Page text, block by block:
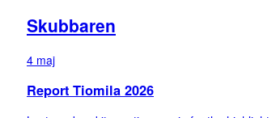
Skubbaren
4 maj
Report Tiomila 2026